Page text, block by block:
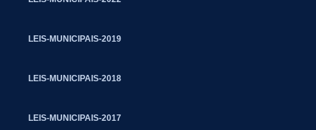
LEIS-MUNICIPAIS-2019
LEIS-MUNICIPAIS-2018
LEIS-MUNICIPAIS-2017